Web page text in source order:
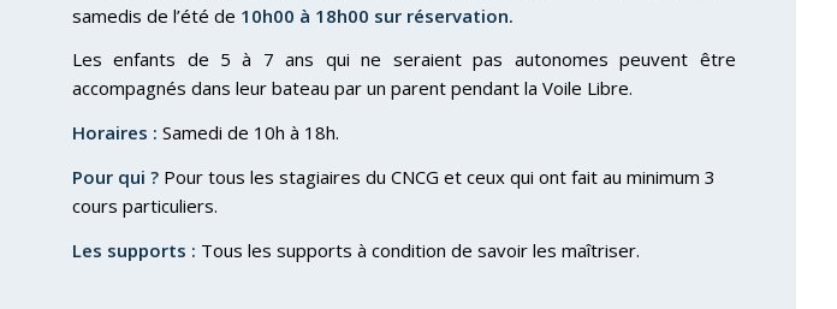
samedis de l’été de 10h00 à 18h00 sur réservation.
Les enfants de 5 à 7 ans qui ne seraient pas autonomes peuvent être
accompagnés dans leur bateau par un parent pendant la Voile Libre.
Horaires : Samedi de 10h à 18h.
Pour qui ?Pour tous les stagiaires du CNCG et ceux qui ont fait au minimum 3
cours particuliers.
Les supports : Tous les supports à condition de savoir les maîtriser.